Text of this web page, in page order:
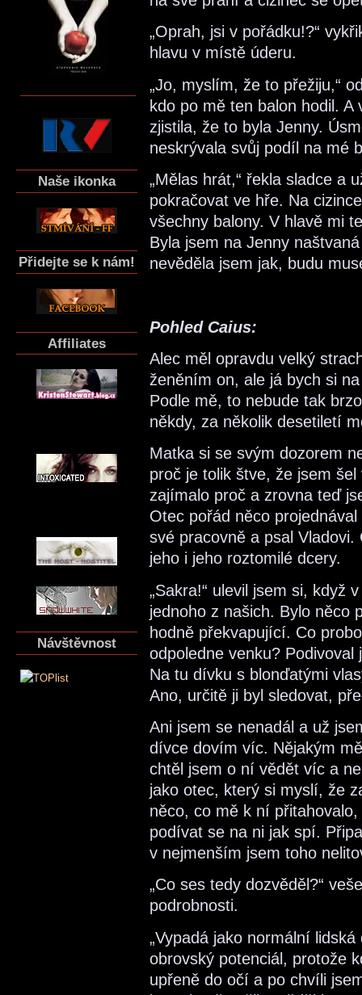
Naše ikonka
Přidejte se k nám!
Affiliates
Návštěvnost
„Oprah, jsi v pořádku!?“
hlavu v místě úderu.
„Jo, myslím, že to přežiju,“
kdo po mě ten balon hodil.
zjistila, že to byla Jenny.
neskrývala svůj podíl na mé
„Mělas hrát,“ řekla sladce a
pokračovat ve hře. Na
všechny balony. V hlavě mi
Byla jsem na Jenny
nevěděla jsem jak, budu
Pohled Caius:
Alec měl opravdu velký
ženěním on, ale já bych si
Podle mě, to nebude tak
někdy, za několik desetiletí
Matka si se svým dozorem
proč je tolik štve, že jsem
zajímalo proč a zrovna teď
Otec pořád něco
své pracovně a psal
jeho i jeho roztomilé dcery.
„Sakra!“ ulevil jsem si, když
jednoho z našich. Bylo něco
hodně překvapující. Co
odpoledne venku?
Na tu dívku s blonďatými
Ano, určitě ji byl sledovat,
Ani jsem se nenadál a už
dívce dovím víc. Nějakým
chtěl jsem o ní vědět víc a
jako otec, který si myslí, že
něco, co mě k ní
podívat se na ni jak spí.
v nejmenším jsem toho
„Co ses tedy dozvěděl?“
podrobnosti.
„Vypadá jako normální
obrovský potenciál, protože
upřeně do očí a po chvíli